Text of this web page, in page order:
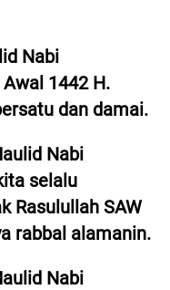
Nabi
1442 H.
dan damai.
Nabi
selalu
Rasulullah SAW
rabbal alamanin.
Nabi